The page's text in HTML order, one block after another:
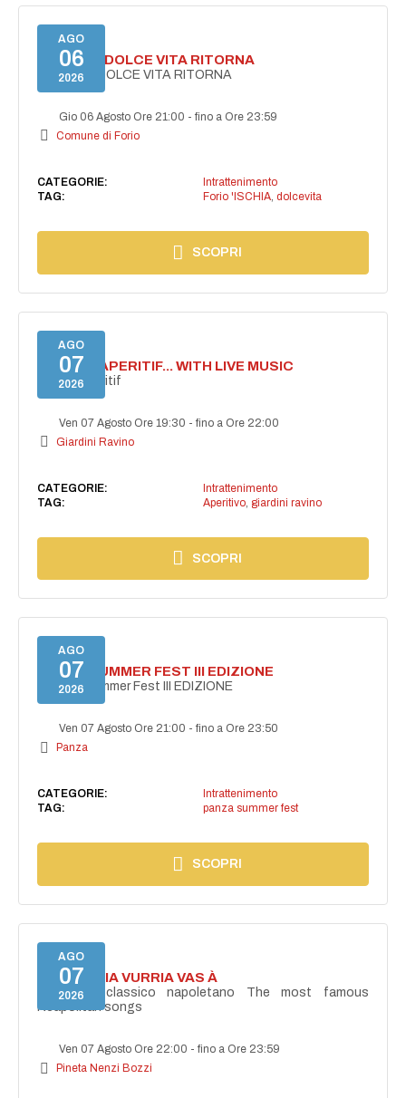
AGO
06
2026
FORIO LA DOLCE VITA RITORNA
FORIO LA DOLCE VITA RITORNA
Gio 06 Agosto Ore 21:00 -fino a Ore 23:59
Comune di Forio
CATEGORIE:
Intrattenimento
TAG:
Forio 'ISCHIA, dolcevita
SCOPRI
AGO
07
2026
SECRET APERITIF... WITH LIVE MUSIC
Secret aperitif
Ven 07 Agosto Ore 19:30 -fino a Ore 22:00
Giardini Ravino
CATEGORIE:
Intrattenimento
TAG:
Aperitivo, giardini ravino
SCOPRI
AGO
07
2026
PANZA SUMMER FEST III EDIZIONE
PANZA Summer Fest III EDIZIONE
Ven 07 Agosto Ore 21:00 -fino a Ore 23:50
Panza
CATEGORIE:
Intrattenimento
TAG:
panza summer fest
SCOPRI
AGO
07
2026
I'TE VURRIA VURRIA VAS À
Concerto classico napoletano The most famous
Neapolitan songs
Ven 07 Agosto Ore 22:00 -fino a Ore 23:59
Pineta Nenzi Bozzi